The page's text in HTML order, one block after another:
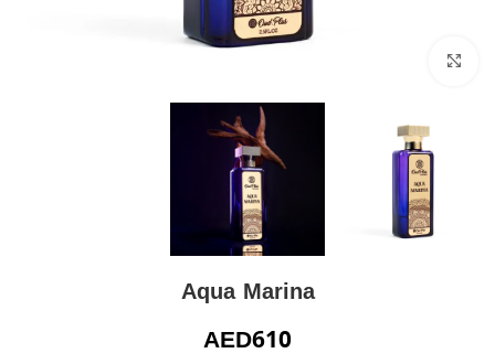
Aqua Marina
AED610